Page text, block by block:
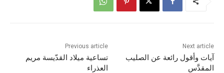
Previous article
تساعية ميلاد القدّيسة مريم
العذراء
Next article
آيات وأقول رائعة عن الصليب
المقدَّس